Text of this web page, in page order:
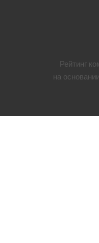
Рейтинг
на основании